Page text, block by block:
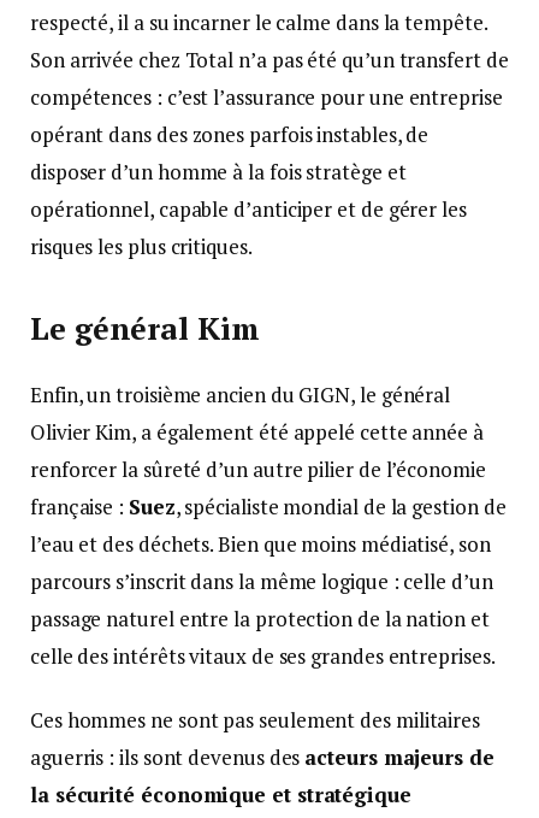
respecté, il a su incarner le calme dans la tempête.
Son arrivée chez Total n’a pas été qu’un transfert de
compétences : c’est l’assurance pour une entreprise
opérant dans des zones parfois instables, de
disposer d’un homme à la fois stratège et
opérationnel, capable d’anticiper et de gérer les
risques les plus critiques.
Le général Kim
Enfin, un troisième ancien du GIGN, le général
Olivier Kim, a également été appelé cette année à
renforcer la sûreté d’un autre pilier de l’économie
française : Suez, spécialiste mondial de la gestion de
l’eau et des déchets. Bien que moins médiatisé, son
parcours s’inscrit dans la même logique : celle d’un
passage naturel entre la protection de la nation et
celle des intérêts vitaux de ses grandes entreprises.
Ces hommes ne sont pas seulement des militaires
aguerris : ils sont devenus des acteurs majeurs de
la sécurité économique et stratégique